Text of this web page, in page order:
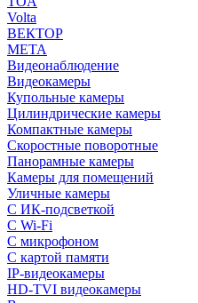
Volta
ВЕКТОР
МЕТА
Видеонаблюдение
Видеокамеры
Купольные камеры
Цилиндрические камеры
Компактные камеры
Скоростные поворотные
Панорамные камеры
Камеры для помещений
Уличные камеры
С ИК-подсветкой
С Wi-Fi
С микрофоном
С картой памяти
IP-видеокамеры
HD-TVI видеокамеры